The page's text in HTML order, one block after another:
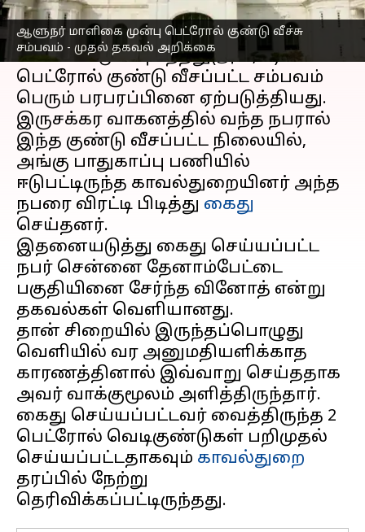
ஆளுநர் மாளிகை முன்பு பெட்ரோல் குண்டு வீச்சு
சம்பவம் - முதல் தகவல் அறிக்கை
செய்தி முன்னோட்டம்
சென்னை கிண்டியில்ஆளுநர்
மாளிகைமுன்பு நேற்று(அக்.,25)
பெட்ரோல் குண்டு வீசப்பட்ட சம்பவம்
பெரும் பரபரப்பினை ஏற்படுத்தியது.
இருசக்கர வாகனத்தில் வந்த நபரால்
இந்த குண்டு வீசப்பட்ட நிலையில்,
அங்கு பாதுகாப்பு பணியில்
ஈடுபட்டிருந்த காவல்துறையினர் அந்த
நபரை விரட்டி பிடித்து கைது
செய்தனர்.
இதனையடுத்து கைது செய்யப்பட்ட
நபர் சென்னை தேனாம்பேட்டை
பகுதியினை சேர்ந்த வினோத் என்று
தகவல்கள் வெளியானது.
தான் சிறையில் இருந்தப்பொழுது
வெளியில் வர அனுமதியளிக்காத
காரணத்தினால் இவ்வாறு செய்ததாக
அவர் வாக்குமூலம் அளித்திருந்தார்.
கைது செய்யப்பட்டவர் வைத்திருந்த 2
பெட்ரோல் வெடிகுண்டுகள் பறிமுதல்
செய்யப்பட்டதாகவும் காவல்துறை
தரப்பில் நேற்று